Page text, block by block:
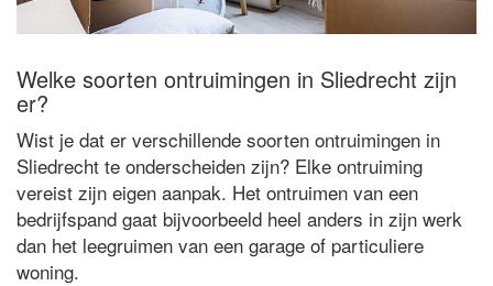
Welke soorten ontruimingen in Sliedrecht zijn
er?
Wist je dat er verschillende soorten ontruimingen in
Sliedrecht te onderscheiden zijn? Elke ontruiming
vereist zijn eigen aanpak. Het ontruimen van een
bedrijfspand gaat bijvoorbeeld heel anders in zijn werk
dan het leegruimen van een garage of particuliere
woning.